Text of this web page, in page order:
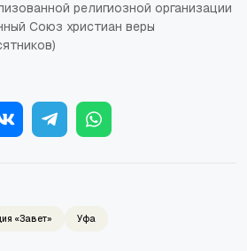
религиозной организации
Союз христиан веры
«Завет» Уфа